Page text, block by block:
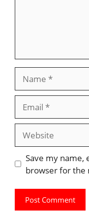
Website
Save my name,
browser for the